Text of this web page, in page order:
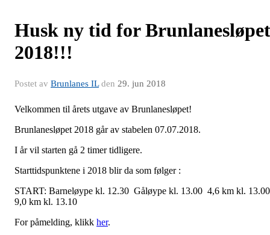
Husk ny tid for Brunlanesløpet
2018!!!
Postet av Brunlanes ILden 29. jun 2018
Velkommen til årets utgave av Brunlanesløpet!
Brunlanesløpet 2018 går av stabelen 07.07.2018.
I år vil starten gå 2 timer tidligere.
Starttidspunktene i 2018 blir da som følger :
START: Barneløype kl. 12.30 Gåløype kl. 13.00 4,6 km kl.
9,0 km kl. 13.10
For påmelding, klikk her.